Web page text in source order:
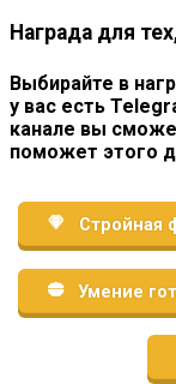
Награда для
Выбирайте в
у вас есть
канале вы
поможет этого
Стройная
Умение